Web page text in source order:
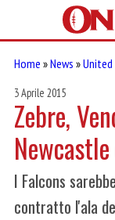
Home »News »United
3 Aprile 2015
Zebre,
I Falcons
contratto l'ala